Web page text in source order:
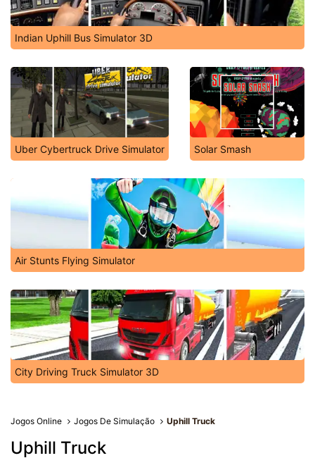
Indian Uphill Bus Simulator 3D
Uber Cybertruck Drive Simulator Solar Smash
Air Stunts Flying Simulator
City Driving Truck Simulator 3D
Jogos Online Jogos De Simulação Uphill Truck
Uphill Truck